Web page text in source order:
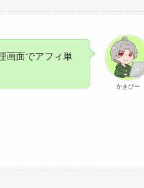
かきぴー
画面でアフィ単